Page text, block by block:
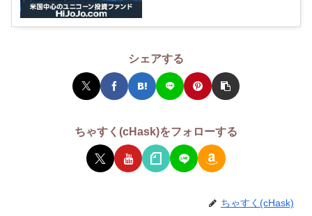
シェアする
ちゃすく(cHask)をフォローする
ちゃすく(cHask)